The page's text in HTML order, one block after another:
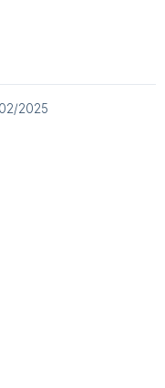
2025